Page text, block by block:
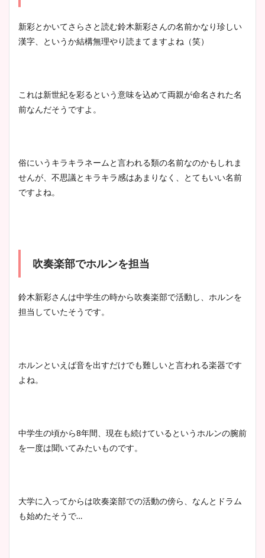
新彩とかいてさらさと読む鈴木新彩さんの名前かなり珍しい
漢字、というか結構無理やり読まてますよね（笑）
これは新世紀を彩るという意味を込めて両親が命名された名
前なんだそうですよ。
俗にいうキラキラネームと言われる類の名前なのかもしれま
せんが、不思議とキラキラ感はあまりなく、とてもいい名前
ですよね。
吹奏楽部でホルンを担当
鈴木新彩さんは中学生の時から吹奏楽部で活動し、ホルンを
担当していたそうです。
ホルンといえば音を出すだけでも難しいと言われる楽器です
よね。
中学生の頃から8年間、現在も続けているというホルンの腕前
を一度は聞いてみたいものです。
大学に入ってからは吹奏楽部での活動の傍ら、なんとドラム
も始めたそうで…